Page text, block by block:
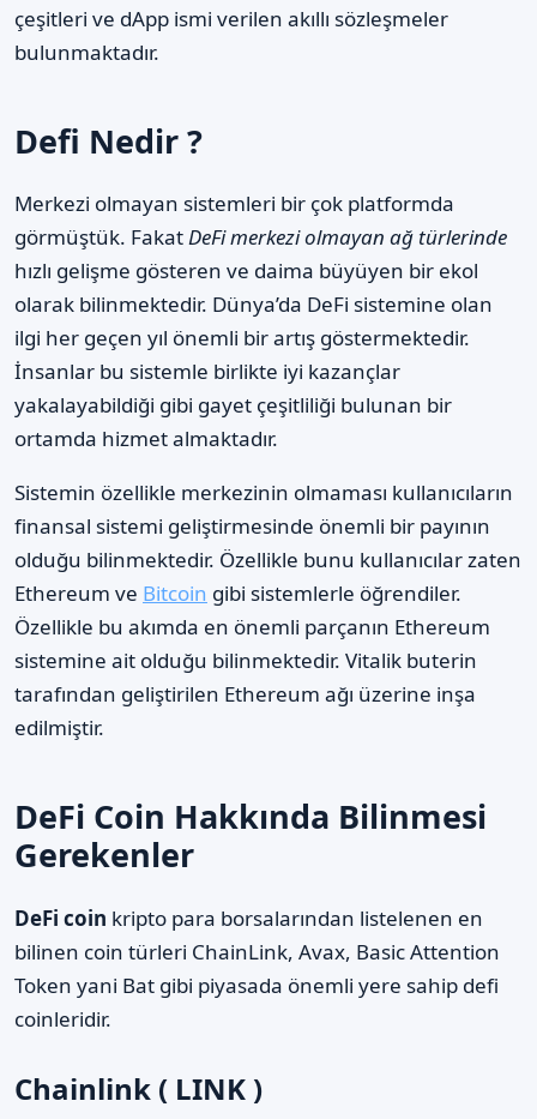
çeşitleri ve dApp ismi verilen akıllı sözleşmeler
bulunmaktadır.
Defi Nedir ?
Merkezi olmayan sistemleri bir çok platformda
görmüştük. FakatDeFi merkezi olmayan ağ türlerinde
hızlı gelişme gösteren ve daima büyüyen bir ekol
olarak bilinmektedir. Dünya’da DeFi sistemine olan
ilgi her geçen yıl önemli bir artış göstermektedir.
İnsanlar bu sistemle birlikte iyi kazançlar
yakalayabildiği gibi gayet çeşitliliği bulunan bir
ortamda hizmet almaktadır.
Sistemin özellikle merkezinin olmaması kullanıcıların
finansal sistemi geliştirmesinde önemli bir payının
olduğu bilinmektedir. Özellikle bunu kullanıcılar zaten
Ethereum ve Bitcoin gibi sistemlerle öğrendiler.
Özellikle bu akımda en önemli parçanın Ethereum
sistemine ait olduğu bilinmektedir. Vitalik buterin
tarafından geliştirilen Ethereum ağı üzerine inşa
edilmiştir.
DeFi Coin Hakkında Bilinmesi
Gerekenler
DeFi coin kripto para borsalarından listelenen en
bilinen coin türleri ChainLink, Avax, Basic Attention
Token yani Bat gibi piyasada önemli yere sahip defi
coinleridir.
Chainlink ( LINK )